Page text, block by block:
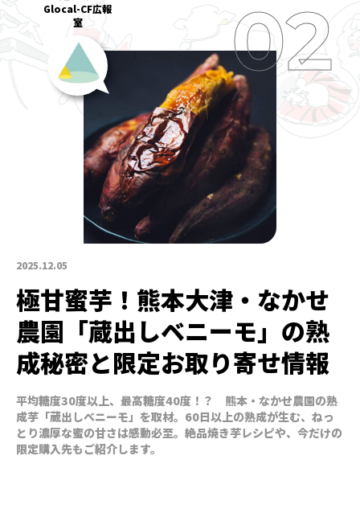
2025.12.05
Glocal-CF広報
室
極甘蜜芋！熊本大津・なかせ
農園「蔵出しベニーモ」の熟
成秘密と限定お取り寄せ情報
平均糖度30度以上、最高糖度40度！？ 熊本・なかせ農園の熟
成芋「蔵出しベニーモ」を取材。60日以上の熟成が生む、ねっ
とり濃厚な蜜の甘さは感動必至。絶品焼き芋レシピや、今だけの
限定購入先もご紹介します。